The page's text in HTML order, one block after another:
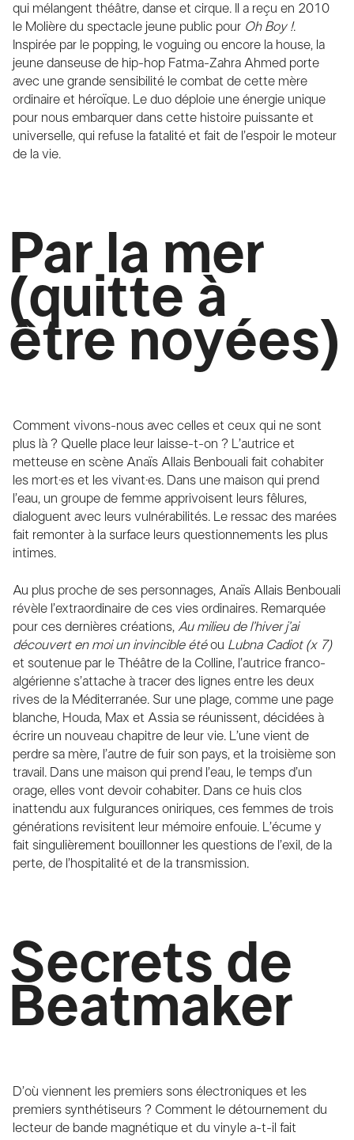
qui mélangent théâtre, danse et cirque. Il a reçu en 2010
le Molière du spectacle jeune public pour Oh Boy !.
Inspirée par le popping, le voguing ou encore la house, la
jeune danseuse de hip-hop Fatma-Zahra Ahmed porte
avec une grande sensibilité le combat de cette mère
ordinaire et héroïque. Le duo déploie une énergie unique
pour nous embarquer dans cette histoire puissante et
universelle, qui refuse la fatalité et fait de l’espoir le moteur
de la vie.
Par la mer
(quitte à
être noyées)
Comment vivons-nous avec celles et ceux qui ne sont
plus là ? Quelle place leur laisse-t-on ? L’autrice et
metteuse en scène Anaïs Allais Benbouali fait cohabiter
les mort·es et les vivant·es. Dans une maison qui prend
l’eau, un groupe de femme apprivoisent leurs fêlures,
dialoguent avec leurs vulnérabilités. Le ressac des marées
fait remonter à la surface leurs questionnements les plus
intimes.
Au plus proche de ses personnages, Anaïs Allais Benbouali
révèle l’extraordinaire de ces vies ordinaires. Remarquée
pour ces dernières créations, Au milieu de l’hiver j’ai
découvert en moi un invincible étéou Lubna Cadiot (x 7)
et soutenue par le Théâtre de la Colline, l’autrice franco-
algérienne s’attache à tracer des lignes entre les deux
rives de la Méditerranée. Sur une plage, comme une page
blanche, Houda, Max et Assia se réunissent, décidées à
écrire un nouveau chapitre de leur vie. L’une vient de
perdre sa mère, l’autre de fuir son pays, et la troisième son
travail. Dans une maison qui prend l’eau, le temps d’un
orage, elles vont devoir cohabiter. Dans ce huis clos
inattendu aux fulgurances oniriques, ces femmes de trois
générations revisitent leur mémoire enfouie. L’écume y
fait singulièrement bouillonner les questions de l’exil, de la
perte, de l’hospitalité et de la transmission.
Secrets de
Beatmaker
D’où viennent les premiers sons électroniques et les
premiers synthétiseurs ? Comment le détournement du
lecteur de bande magnétique et du vinyle a-t-il fait